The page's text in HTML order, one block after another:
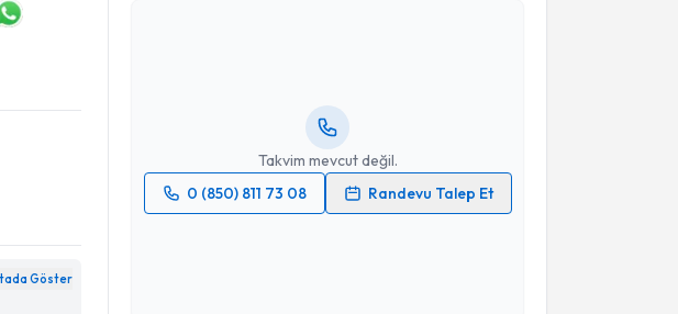
Göster
Takvim mevcut değil.
0 (850) 811 73 08
Randevu Talep Et